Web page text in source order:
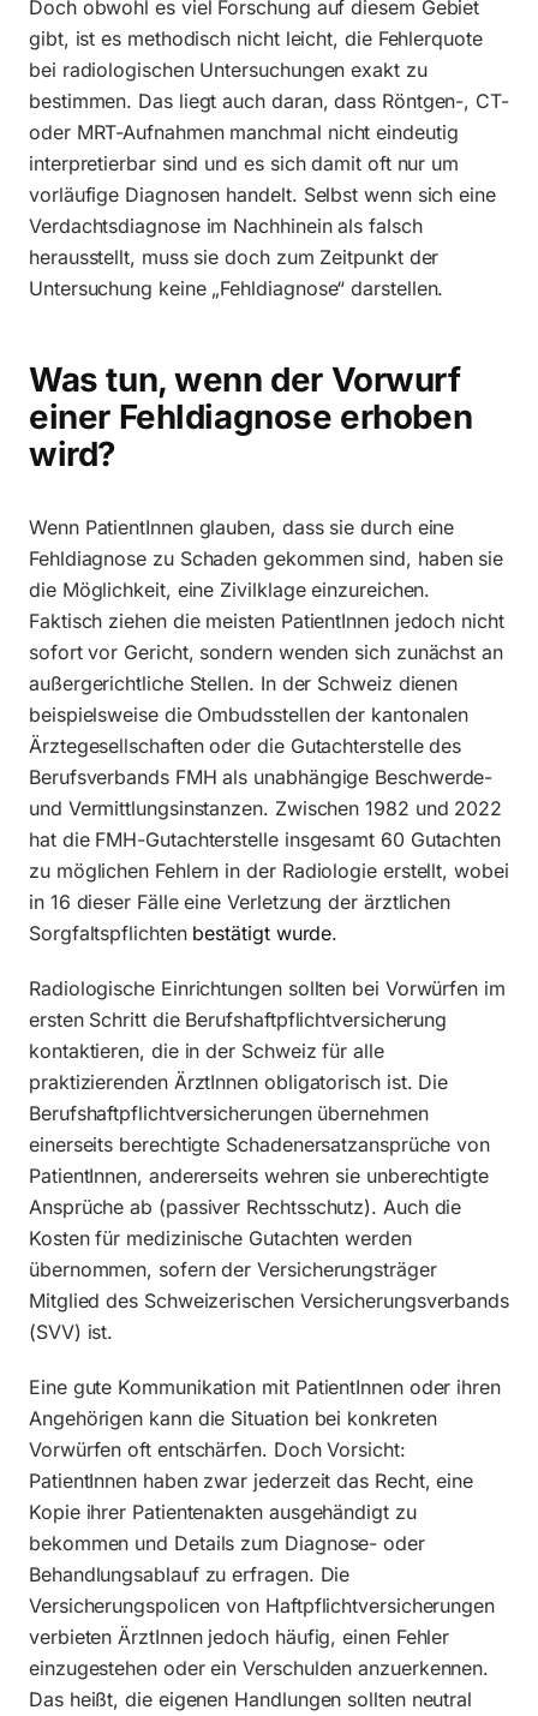
Doch obwohl es viel Forschung auf diesem Gebiet
gibt, ist es methodisch nicht leicht, die Fehlerquote
bei radiologischen Untersuchungen exakt zu
bestimmen. Das liegt auch daran, dass Röntgen-, CT-
oder MRT-Aufnahmen manchmal nicht eindeutig
interpretierbar sind und es sich damit oft nur um
vorläufige Diagnosen handelt. Selbst wenn sich eine
Verdachtsdiagnose im Nachhinein als falsch
herausstellt, muss sie doch zum Zeitpunkt der
Untersuchung keine „Fehldiagnose“ darstellen.
Was tun, wenn der Vorwurf
einer Fehldiagnose erhoben
wird?
Wenn PatientInnen glauben, dass sie durch eine
Fehldiagnose zu Schaden gekommen sind, haben sie
die Möglichkeit, eine Zivilklage einzureichen.
Faktisch ziehen die meisten PatientInnen jedoch nicht
sofort vor Gericht, sondern wenden sich zunächst an
außergerichtliche Stellen. In der Schweiz dienen
beispielsweise die Ombudsstellen der kantonalen
Ärztegesellschaften oder die Gutachterstelle des
Berufsverbands FMH als unabhängige Beschwerde-
und Vermittlungsinstanzen. Zwischen 1982 und 2022
hat die FMH-Gutachterstelle insgesamt 60 Gutachten
zu möglichen Fehlern in der Radiologie erstellt, wobei
in 16 dieser Fälle eine Verletzung der ärztlichen
Sorgfaltspflichten bestätigt wurde.
Radiologische Einrichtungen sollten bei Vorwürfen im
ersten Schritt die Berufshaftpflichtversicherung
kontaktieren, die in der Schweiz für alle
praktizierenden ÄrztInnen obligatorisch ist. Die
Berufshaftpflichtversicherungen übernehmen
einerseits berechtigte Schadenersatzansprüche von
PatientInnen, andererseits wehren sie unberechtigte
Ansprüche ab (passiver Rechtsschutz). Auch die
Kosten für medizinische Gutachten werden
übernommen, sofern der Versicherungsträger
Mitglied des Schweizerischen Versicherungsverbands
(SVV) ist.
Eine gute Kommunikation mit PatientInnen oder ihren
Angehörigen kann die Situation bei konkreten
Vorwürfen oft entschärfen. Doch Vorsicht:
PatientInnen haben zwar jederzeit das Recht, eine
Kopie ihrer Patientenakten ausgehändigt zu
bekommen und Details zum Diagnose- oder
Behandlungsablauf zu erfragen. Die
Versicherungspolicen von Haftpflichtversicherungen
verbieten ÄrztInnen jedoch häufig, einen Fehler
einzugestehen oder ein Verschulden anzuerkennen.
Das heißt, die eigenen Handlungen sollten neutral